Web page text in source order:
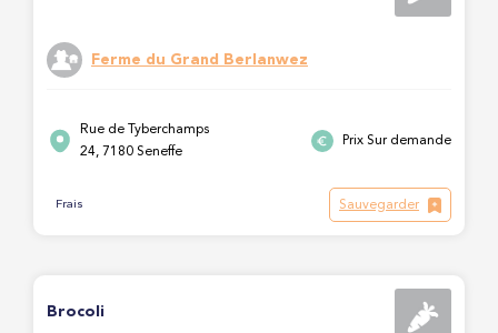
Ferme du Grand Berlanwez
Rue de Tyberchamps
24, 7180 Seneffe
Prix Sur demande
Frais Sauvegarder
Brocoli